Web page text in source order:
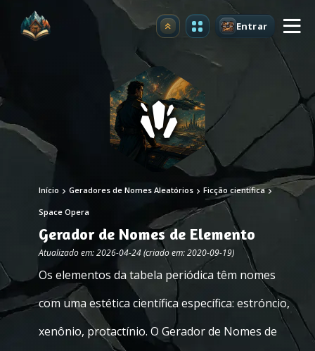
Atualizar Entrar
Início Geradores de Nomes Aleatórios Ficção científica
Space Opera
Gerador de Nomes de Elemento
Atualizado em: 2026-04-24 (criado em: 2020-09-19)
Os elementos da tabela periódica têm nomes
com uma estética científica específica: estróncio,
xenônio, protactínio. O Gerador de Nomes de